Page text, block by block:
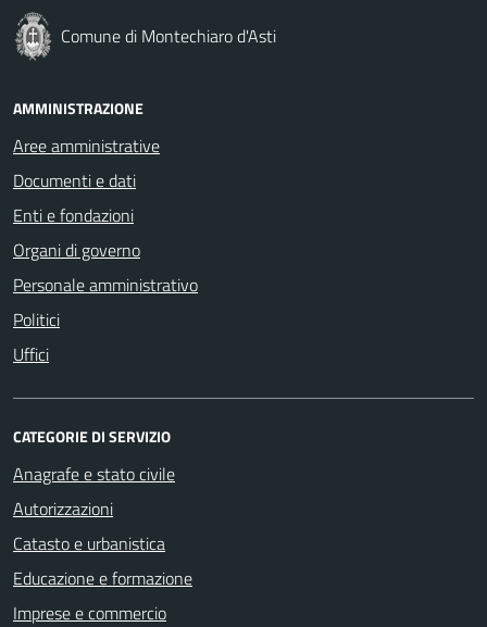
Comune di Montechiaro d'Asti
AMMINISTRAZIONE
Aree amministrative
Documenti e dati
Enti e fondazioni
Organi di governo
Personale amministrativo
Politici
Uffici
CATEGORIE DI SERVIZIO
Anagrafe e stato civile
Autorizzazioni
Catasto e urbanistica
Educazione e formazione
Imprese e commercio